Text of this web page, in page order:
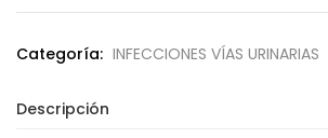
Categoría: INFECCIONES VÍAS URINARIAS
Descripción